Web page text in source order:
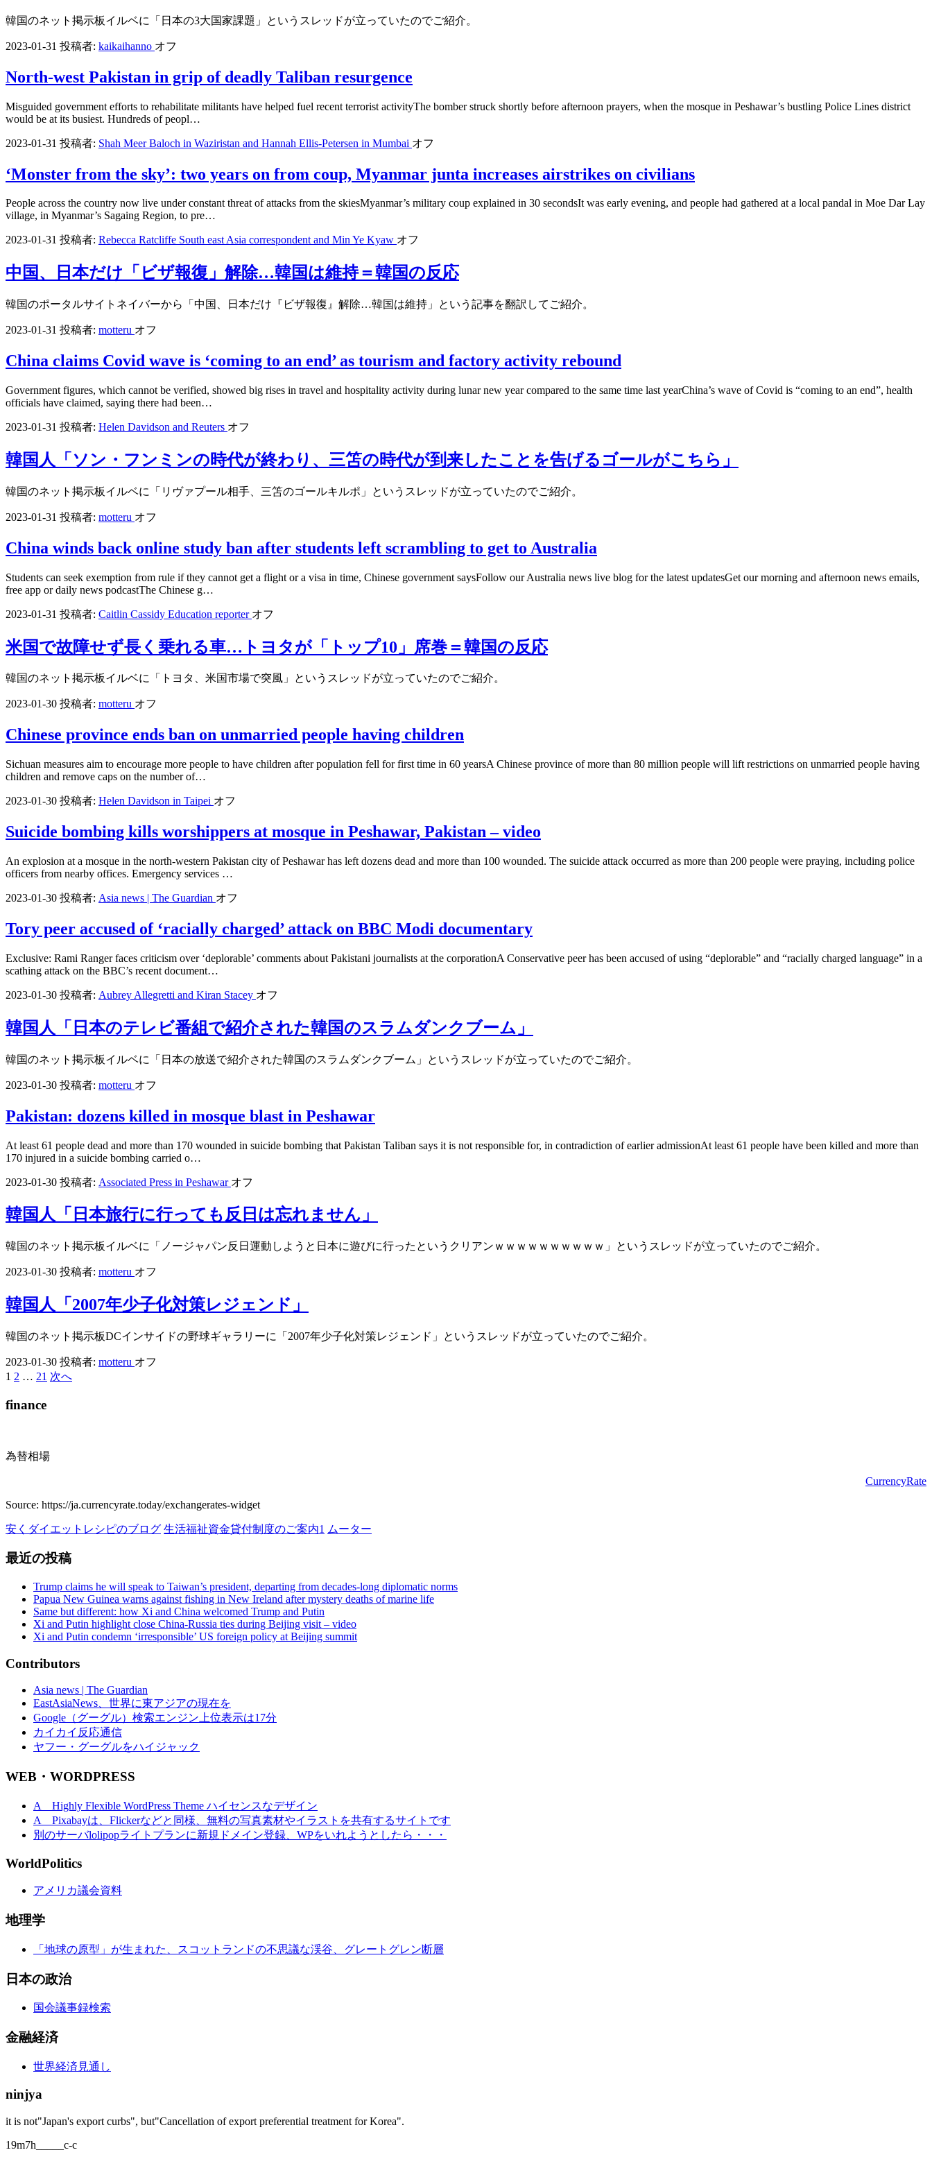
韓国のネット掲示板イルベに「日本の3大国家課題」というスレッドが立っていたのでご紹介。
2023-01-31 投稿者: kaikaihanno オフ
North-west Pakistan in grip of deadly Taliban resurgence
Misguided government efforts to rehabilitate militants have helped fuel recent terrorist activityThe bomber struck shortly before afternoon prayers, when the mosque in Peshawar’s bustling Police Lines district
would be at its busiest. Hundreds of peopl…
2023-01-31 投稿者: Shah Meer Baloch in Waziristan and Hannah Ellis-Petersen in Mumbai オフ
‘Monster from the sky’: two years on from coup, Myanmar junta increases airstrikes on civilians
People across the country now live under constant threat of attacks from the skiesMyanmar’s military coup explained in 30 secondsIt was early evening, and people had gathered at a local pandal in Moe Dar Lay
village, in Myanmar’s Sagaing Region, to pre…
2023-01-31 投稿者: Rebecca Ratcliffe South east Asia correspondent and Min Ye Kyaw オフ
中国、日本だけ「ビザ報復」解除…韓国は維持＝韓国の反応
韓国のポータルサイトネイバーから「中国、日本だけ『ビザ報復』解除…韓国は維持」という記事を翻訳してご紹介。
2023-01-31 投稿者: motteru オフ
China claims Covid wave is ‘coming to an end’ as tourism and factory activity rebound
Government figures, which cannot be verified, showed big rises in travel and hospitality activity during lunar new year compared to the same time last yearChina’s wave of Covid is “coming to an end”, health
officials have claimed, saying there had been…
2023-01-31 投稿者: Helen Davidson and Reuters オフ
韓国人「ソン・フンミンの時代が終わり、三笘の時代が到来したことを告げるゴールがこちら」
韓国のネット掲示板イルベに「リヴァプール相手、三笘のゴールキルポ」というスレッドが立っていたのでご紹介。
2023-01-31 投稿者: motteru オフ
China winds back online study ban after students left scrambling to get to Australia
Students can seek exemption from rule if they cannot get a flight or a visa in time, Chinese government saysFollow our Australia news live blog for the latest updatesGet our morning and afternoon news emails,
free app or daily news podcastThe Chinese g…
2023-01-31 投稿者: Caitlin Cassidy Education reporter オフ
米国で故障せず長く乗れる車…トヨタが「トップ10」席巻＝韓国の反応
韓国のネット掲示板イルベに「トヨタ、米国市場で突風」というスレッドが立っていたのでご紹介。
2023-01-30 投稿者: motteru オフ
Chinese province ends ban on unmarried people having children
Sichuan measures aim to encourage more people to have children after population fell for first time in 60 yearsA Chinese province of more than 80 million people will lift restrictions on unmarried people having
children and remove caps on the number of…
2023-01-30 投稿者: Helen Davidson in Taipei オフ
Suicide bombing kills worshippers at mosque in Peshawar, Pakistan – video
An explosion at a mosque in the north-western Pakistan city of Peshawar has left dozens dead and more than 100 wounded. The suicide attack occurred as more than 200 people were praying, including police
officers from nearby offices. Emergency services …
2023-01-30 投稿者: Asia news | The Guardian オフ
Tory peer accused of ‘racially charged’ attack on BBC Modi documentary
Exclusive: Rami Ranger faces criticism over ‘deplorable’ comments about Pakistani journalists at the corporationA Conservative peer has been accused of using “deplorable” and “racially charged language” in a
scathing attack on the BBC’s recent document…
2023-01-30 投稿者: Aubrey Allegretti and Kiran Stacey オフ
韓国人「日本のテレビ番組で紹介された韓国のスラムダンクブーム」
韓国のネット掲示板イルベに「日本の放送で紹介された韓国のスラムダンクブーム」というスレッドが立っていたのでご紹介。
2023-01-30 投稿者: motteru オフ
Pakistan: dozens killed in mosque blast in Peshawar
At least 61 people dead and more than 170 wounded in suicide bombing that Pakistan Taliban says it is not responsible for, in contradiction of earlier admissionAt least 61 people have been killed and more than
170 injured in a suicide bombing carried o…
2023-01-30 投稿者: Associated Press in Peshawar オフ
韓国人「日本旅行に行っても反日は忘れません」
韓国のネット掲示板イルベに「ノージャパン反日運動しようと日本に遊びに行ったというクリアンｗｗｗｗｗｗｗｗｗｗ」というスレッドが立っていたのでご紹介。
2023-01-30 投稿者: motteru オフ
韓国人「2007年少子化対策レジェンド」
韓国のネット掲示板DCインサイドの野球ギャラリーに「2007年少子化対策レジェンド」というスレッドが立っていたのでご紹介。
2023-01-30 投稿者: motteru オフ
投
稿
ペ
送
り
1 2 … 21 次へ
finance
為替相場
CurrencyRate
Source: https://ja.currencyrate.today/exchangerates-widget
安くダイエットレシピのブログ 生活福祉資金貸付制度のご案内1 ムーター
最近の投稿
Trump claims he will speak to Taiwan’s president, departing from decades-long diplomatic norms
Papua New Guinea warns against fishing in New Ireland after mystery deaths of marine life
Same but different: how Xi and China welcomed Trump and Putin
Xi and Putin highlight close China-Russia ties during Beijing visit – video
Xi and Putin condemn ‘irresponsible’ US foreign policy at Beijing summit
Contributors
Asia news | The Guardian
EastAsiaNews、世界に東アジアの現在を
Google（グーグル）検索エンジン上位表示は17分
カイカイ反応通信
ヤフー・グーグルをハイジャック
WEB・WORDPRESS
A Highly Flexible WordPress Theme ハイセンスなデザイン
A Pixabayは、Flickerなどと同様、無料の写真素材やイラストを共有するサイトです
別のサーバlolipopライトプランに新規ドメイン登録、WPをいれようとしたら・・・
WorldPolitics
アメリカ議会資料
地理学
「地球の原型」が生まれた、スコットランドの不思議な渓谷、グレートグレン断層
日本の政治
国会議事録検索
金融経済
世界経済見通し
ninjya
it is not"Japan's export curbs", but"Cancellation of export preferential treatment for Korea".
19m7h_____c-c